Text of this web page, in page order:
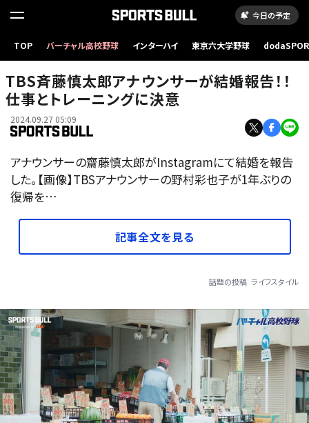
今日の予定
TOP バーチャル高校野球 インターハイ 東京六大学野球
TBS斉藤慎太郎アナウンサーが結婚報告！！
仕事とトレーニングに決意
2024.09.27 05:09
アナウンサーの齋藤慎太郎がInstagramにて結婚を報告
した。【画像】TBSアナウンサーの野村彩也子が1年ぶりの
復帰を…
記事全文を見る
話題の投稿 ライフスタイル